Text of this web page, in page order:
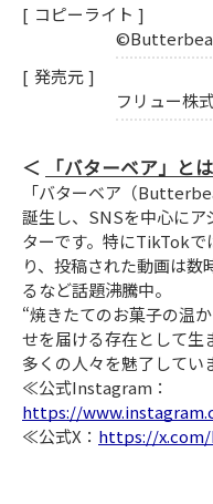
コピーライト
発売元
フリュー株
「バターベア」とは
「バターベア（
誕生し、SNSを中心にア
ターです。特にTikTokで
り、投稿された動画は
るなど話題沸騰中。
“焼きたてのお菓子の温
せを届ける存在として生
多くの人々を魅了してい
≪公式Instagram：
https://
≪公式X： https://